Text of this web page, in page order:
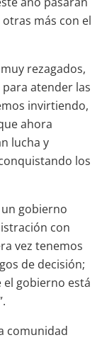
más con el
rezagados,
atender las
invirtiendo,
ahora
lucha y
los
un gobierno
con
vez tenemos
de decisión;
gobierno está
comunidad